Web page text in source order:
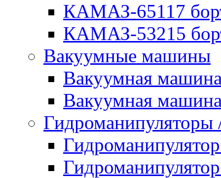
КАМАЗ-65117
КАМАЗ-53215
Вакуумные машины
Вакуумная
Вакуумная